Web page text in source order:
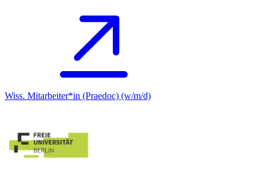
Wiss. Mitarbeiter*in (Praedoc) (w/m/d)